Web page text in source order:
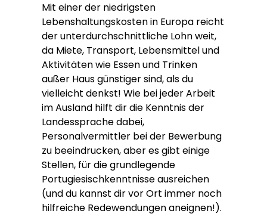
Mit einer der niedrigsten
Lebenshaltungskosten in Europa reicht
der unterdurchschnittliche Lohn weit,
da Miete, Transport, Lebensmittel und
Aktivitäten wie Essen und Trinken
außer Haus günstiger sind, als du
vielleicht denkst! Wie bei jeder Arbeit
im Ausland hilft dir die Kenntnis der
Landessprache dabei,
Personalvermittler bei der Bewerbung
zu beeindrucken, aber es gibt einige
Stellen, für die grundlegende
Portugiesischkenntnisse ausreichen
(und du kannst dir vor Ort immer noch
hilfreiche Redewendungen aneignen!).